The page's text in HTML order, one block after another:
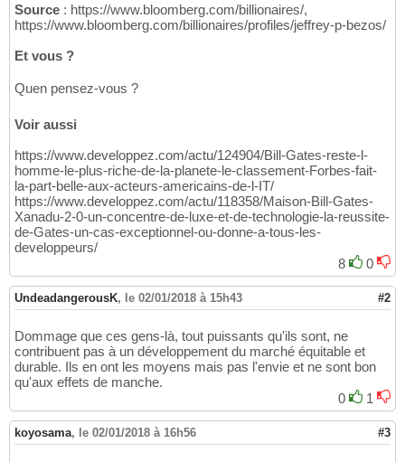
Source : https://www.bloomberg.com/billionaires/,
https://www.bloomberg.com/billionaires/profiles/jeffrey-p-bezos/
Et vous ?
Quen pensez-vous ?
Voir aussi
https://www.developpez.com/actu/124904/Bill-Gates-reste-l-
homme-le-plus-riche-de-la-planete-le-classement-Forbes-fait-
la-part-belle-aux-acteurs-americains-de-l-IT/
https://www.developpez.com/actu/118358/Maison-Bill-Gates-
Xanadu-2-0-un-concentre-de-luxe-et-de-technologie-la-reussite-
de-Gates-un-cas-exceptionnel-ou-donne-a-tous-les-
developpeurs/
8
0
UndeadangerousK, le 02/01/2018 à 15h43 #2
Dommage que ces gens-là, tout puissants qu'ils sont, ne
contribuent pas à un développement du marché équitable et
durable. Ils en ont les moyens mais pas l'envie et ne sont bon
qu'aux effets de manche.
0
1
koyosama, le 02/01/2018 à 16h56 #3